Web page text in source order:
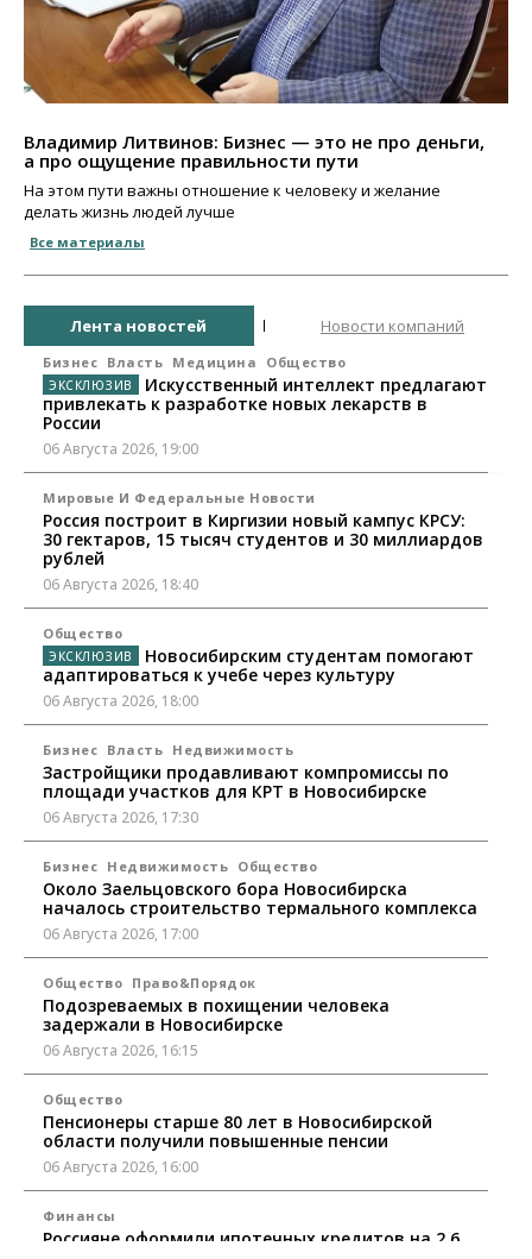
Владимир Литвинов: Бизнес — это не про деньги,
а про ощущение правильности пути
На этом пути важны отношение к человеку и желание
делать жизнь людей лучше
Все материалы
Лента новостей Новости компаний
Бизнес Власть Медицина Общество
Искусственный интеллект предлагают
привлекать к разработке новых лекарств в
России
06 Августа 2026, 19:00
Мировые И Федеральные Новости
Россия построит в Киргизии новый кампус КРСУ:
30 гектаров, 15 тысяч студентов и 30 миллиардов
рублей
06 Августа 2026, 18:40
Общество
Новосибирским студентам помогают
адаптироваться к учебе через культуру
06 Августа 2026, 18:00
Бизнес Власть Недвижимость
Застройщики продавливают компромиссы по
площади участков для КРТ в Новосибирске
06 Августа 2026, 17:30
Бизнес Недвижимость Общество
Около Заельцовского бора Новосибирска
началось строительство термального комплекса
06 Августа 2026, 17:00
Общество Право&Порядок
Подозреваемых в похищении человека
задержали в Новосибирске
06 Августа 2026, 16:15
Общество
Пенсионеры старше 80 лет в Новосибирской
области получили повышенные пенсии
06 Августа 2026, 16:00
Финансы
Россияне оформили ипотечных кредитов на 2,6